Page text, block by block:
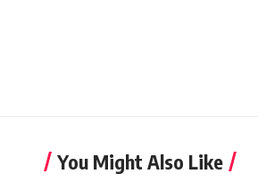
You Might Also Like